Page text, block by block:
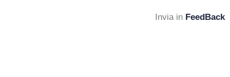
Invia in FeedBack